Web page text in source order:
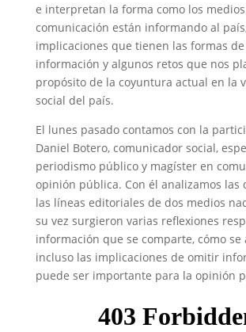
e interpretan la forma como los
comunicación están informando al
implicaciones que tienen las formas
información y algunos retos que nos
propósito de la coyuntura actual en la
social del país.
El lunes pasado contamos con la
Daniel Botero, comunicador social,
periodismo público y magíster en
opinión pública. Con él analizamos las
las líneas editoriales de dos medios
su vez surgieron varias reflexiones
información que se comparte, cómo se
incluso las implicaciones de omitir
puede ser importante para la opinión